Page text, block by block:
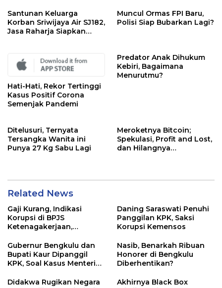
Santunan Keluarga
Korban Sriwijaya Air SJ182,
Jasa Raharja Siapkan
Muncul Ormas FPI Baru,
Polisi Siap Bubarkan Lagi?
Hati-Hati, Rekor Tertinggi
Kasus Positif Corona
Semenjak Pandemi
Predator Anak Dihukum
Kebiri, Bagaimana
Menurutmu?
Ditelusuri, Ternyata
Tersangka Wanita ini
Punya 27 Kg Sabu Lagi
Meroketnya Bitcoin;
Spekulasi, Profit and Lost,
dan Hilangnya
Related News
Gaji Kurang, Indikasi
Korupsi di BPJS
Ketenagakerjaan,
Dokumen
Daning Saraswati Penuhi
Panggilan KPK, Saksi
Korupsi Kemensos
Gubernur Bengkulu dan
Bupati Kaur Dipanggil
KPK, Soal Kasus Menteri
Nasib, Benarkah Ribuan
Honorer di Bengkulu
Diberhentikan?
Didakwa Rugikan Negara
Akhirnya Black Box